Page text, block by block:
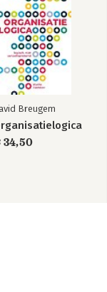
Breugem
34,50